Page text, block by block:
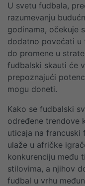
U svetu fudbala,
razumevanju
godinama, očekuje
dodatno povećati u
do promene u
fudbalski skauti će
prepoznajući
mogu doneti.
Kako se fudbalski
određene trendove
uticaja na francuski
ulaže u afričke
konkurenciju među
stilovima, a njihov
fudbal u vrhu